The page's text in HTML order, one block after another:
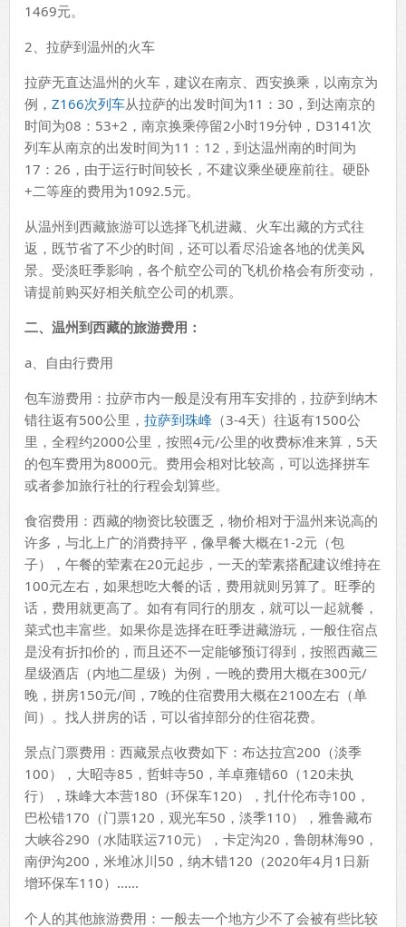
1469元。
2、拉萨到温州的火车
拉萨无直达温州的火车，建议在南京、西安换乘，以南京为
例， Z166次列车从拉萨的出发时间为11：30，到达南京的
时间为08：53+2，南京换乘停留2小时19分钟，D3141次
列车从南京的出发时间为11：12，到达温州南的时间为
17：26，由于运行时间较长，不建议乘坐硬座前往。硬卧
+二等座的费用为1092.5元。
从温州到西藏旅游可以选择飞机进藏、火车出藏的方式往
返，既节省了不少的时间，还可以看尽沿途各地的优美风
景。受淡旺季影响，各个航空公司的飞机价格会有所变动，
请提前购买好相关航空公司的机票。
二、温州到西藏的旅游费用：
a、自由行费用
包车游费用：拉萨市内一般是没有用车安排的，拉萨到纳木
错往返有500公里， 拉萨到珠峰 （3-4天）往返有1500公
里，全程约2000公里，按照4元/公里的收费标准来算，5天
的包车费用为8000元。费用会相对比较高，可以选择拼车
或者参加旅行社的行程会划算些。
食宿费用：西藏的物资比较匮乏，物价相对于温州来说高的
许多，与北上广的消费持平，像早餐大概在1-2元（包
子），午餐的荤素在20元起步，一天的荤素搭配建议维持在
100元左右，如果想吃大餐的话，费用就则另算了。旺季的
话，费用就更高了。如有有同行的朋友，就可以一起就餐，
菜式也丰富些。如果你是选择在旺季进藏游玩，一般住宿点
是没有折扣价的，而且还不一定能够预订得到，按照西藏三
星级酒店（内地二星级）为例，一晚的费用大概在300元/
晚，拼房150元/间，7晚的住宿费用大概在2100左右（单
间）。找人拼房的话，可以省掉部分的住宿花费。
景点门票费用：西藏景点收费如下：布达拉宫200（淡季
100），大昭寺85，哲蚌寺50，羊卓雍错60（120未执
行），珠峰大本营180（环保车120），扎什伦布寺100，
巴松错170（门票120，观光车50，淡季110），雅鲁藏布
大峡谷290（水陆联运710元），卡定沟20，鲁朗林海90，
南伊沟200，米堆冰川50，纳木错120（2020年4月1日新
增环保车110）......
个人的其他旅游费用：一般去一个地方少不了会被有些比较